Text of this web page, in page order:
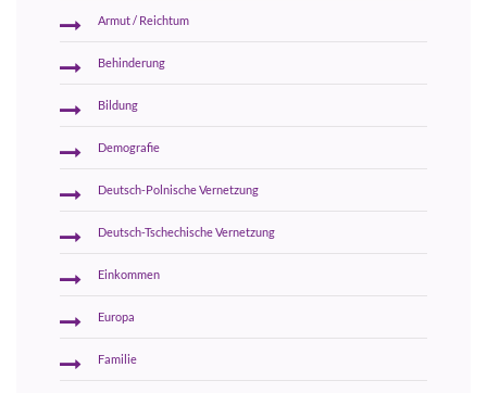
Armut / Reichtum
Behinderung
Bildung
Demografie
Deutsch-Polnische Vernetzung
Deutsch-Tschechische Vernetzung
Einkommen
Europa
Familie